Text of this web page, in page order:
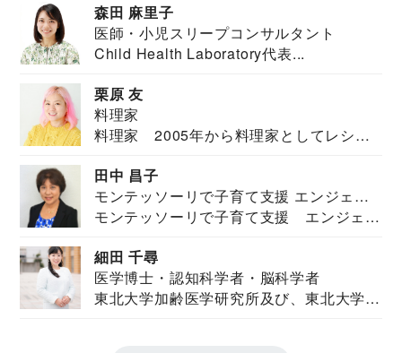
森田 麻里子
医師・小児スリープコンサルタント
Child Health Laboratory代表...
栗原 友
料理家
料理家 2005年から料理家としてレシピ
田中 昌子
モンテッソーリで子育て支援 エンジェル
ズハウス研究所所長
モンテッソーリで子育て支援 エンジェル
細田 千尋
医学博士・認知科学者・脳科学者
東北大学加齢医学研究所及び、東北大学大